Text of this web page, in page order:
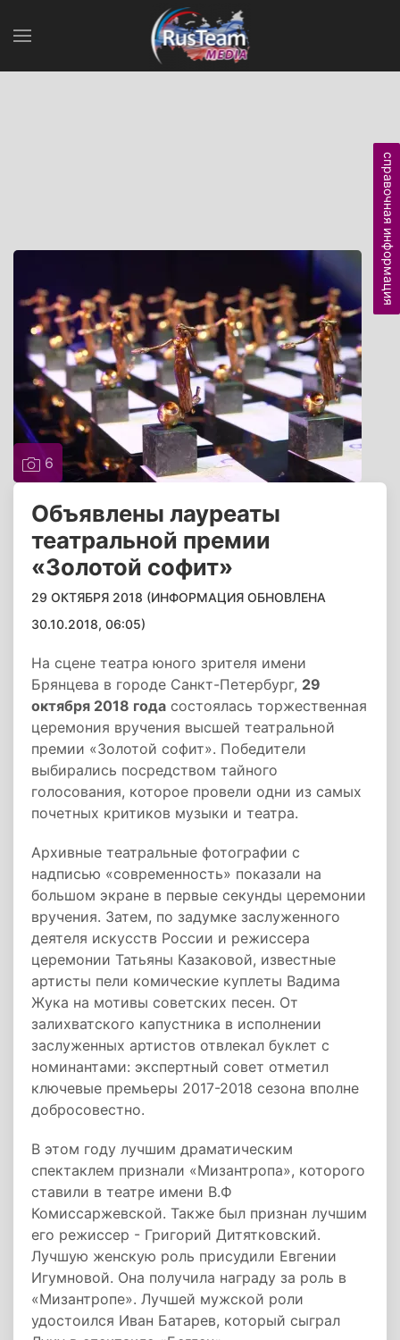
6
Объявлены лауреаты
театральной премии
«Золотой софит»
29 ОКТЯБРЯ 2018 (ИНФОРМАЦИЯ ОБНОВЛЕНА
30.10.2018, 06:05)
На сцене театра юного зрителя имени
Брянцева в городе Санкт-Петербург, 29
октября 2018 года состоялась торжественная
церемония вручения высшей театральной
премии «Золотой софит». Победители
выбирались посредством тайного
голосования, которое провели одни из самых
почетных критиков музыки и театра.
Архивные театральные фотографии с
надписью «современность» показали на
большом экране в первые секунды церемонии
вручения. Затем, по задумке заслуженного
деятеля искусств России и режиссера
церемонии Татьяны Казаковой, известные
артисты пели комические куплеты Вадима
Жука на мотивы советских песен. От
залихватского капустника в исполнении
заслуженных артистов отвлекал буклет с
номинантами: экспертный совет отметил
ключевые премьеры 2017-2018 сезона вполне
добросовестно.
В этом году лучшим драматическим
спектаклем признали «Мизантропа», которого
ставили в театре имени В.Ф
Комиссаржевской. Также был признан лучшим
его режиссер - Григорий Дитятковский.
Лучшую женскую роль присудили Евгении
Игумновой. Она получила награду за роль в
«Мизантропе». Лучшей мужской роли
удостоился Иван Батарев, который сыграл
справочная информация